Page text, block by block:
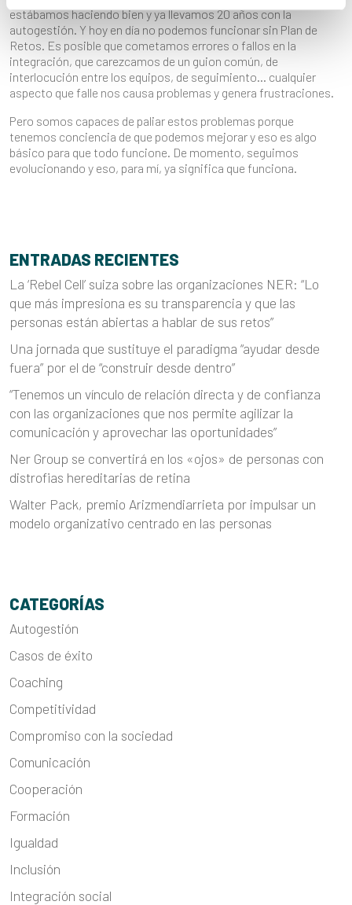
estábamos haciendo bien y ya llevamos 20 años con la
autogestión. Y hoy en día no podemos funcionar sin Plan de
Retos. Es posible que cometamos errores o fallos en la
integración, que carezcamos de un guion común, de
interlocución entre los equipos, de seguimiento… cualquier
aspecto que falle nos causa problemas y genera frustraciones.
Pero somos capaces de paliar estos problemas porque
tenemos conciencia de que podemos mejorar y eso es algo
básico para que todo funcione. De momento, seguimos
evolucionando y eso, para mí, ya significa que funciona.
ENTRADAS RECIENTES
La ‘Rebel Cell’ suiza sobre las organizaciones NER: “Lo
que más impresiona es su transparencia y que las
personas están abiertas a hablar de sus retos”
Una jornada que sustituye el paradigma “ayudar desde
fuera” por el de “construir desde dentro”
“Tenemos un vínculo de relación directa y de confianza
con las organizaciones que nos permite agilizar la
comunicación y aprovechar las oportunidades”
Ner Group se convertirá en los «ojos» de personas con
distrofias hereditarias de retina
Walter Pack, premio Arizmendiarrieta por impulsar un
modelo organizativo centrado en las personas
CATEGORÍAS
Autogestión
Casos de éxito
Coaching
Competitividad
Compromiso con la sociedad
Comunicación
Cooperación
Formación
Igualdad
Inclusión
Integración social